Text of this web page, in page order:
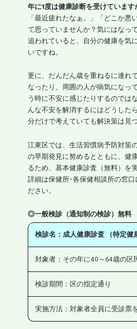
年に1度は健康診断を受けています
「最近疲れたなぁ。」「どこか悪
て思っていませんか？気にはなっ
追われていると、自分の健康を気
いですね。
更に、だんだん歳を重ねるに連れ
なったり、周囲の人が病気になっ
う時に不安に感じたりするのでは
んな不安を解消するにはどうした
分だけで考えていても解決策は見
江東区では、生活習慣病予防対策
の早期発見に努めるとともに、健
るため、基本健康診査（無料）を
詳細は保健所･各保健相談所の窓口
ださい。
◎一般検診（通知制の検診）無料
検診名：成人健康診査 （特定健
対象者：その年に40～64歳の区
検診期間：区の指定通り
実施方法：対象者全員に受診票